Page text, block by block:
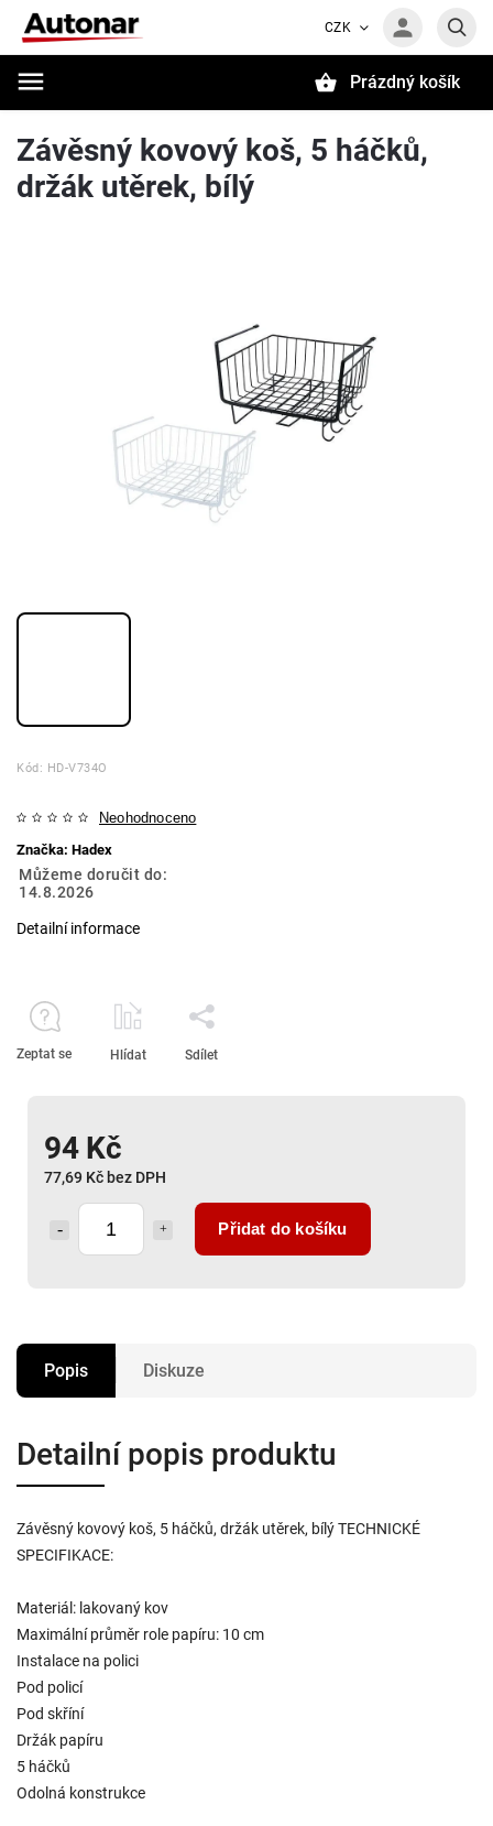
CZK
Prázdný košík
Závěsný kovový koš, 5 háčků,
držák utěrek, bílý
Kód: HD-V734O
Neohodnoceno
Značka: Hadex
94 Kč
77,69 Kč bez DPH
Přidat do košíku
Můžeme doručit do:
14.8.2026
Detailní informace
Zeptat se Hlídat Sdílet
Popis Diskuze
Detailní popis produktu
Závěsný kovový koš, 5 háčků, držák utěrek, bílý TECHNICKÉ
SPECIFIKACE:
Materiál: lakovaný kov
Maximální průměr role papíru: 10 cm
Instalace na polici
Pod policí
Pod skříní
Držák papíru
5 háčků
Odolná konstrukce